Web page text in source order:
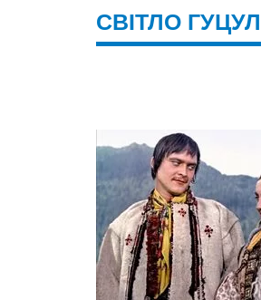
СВІТЛО